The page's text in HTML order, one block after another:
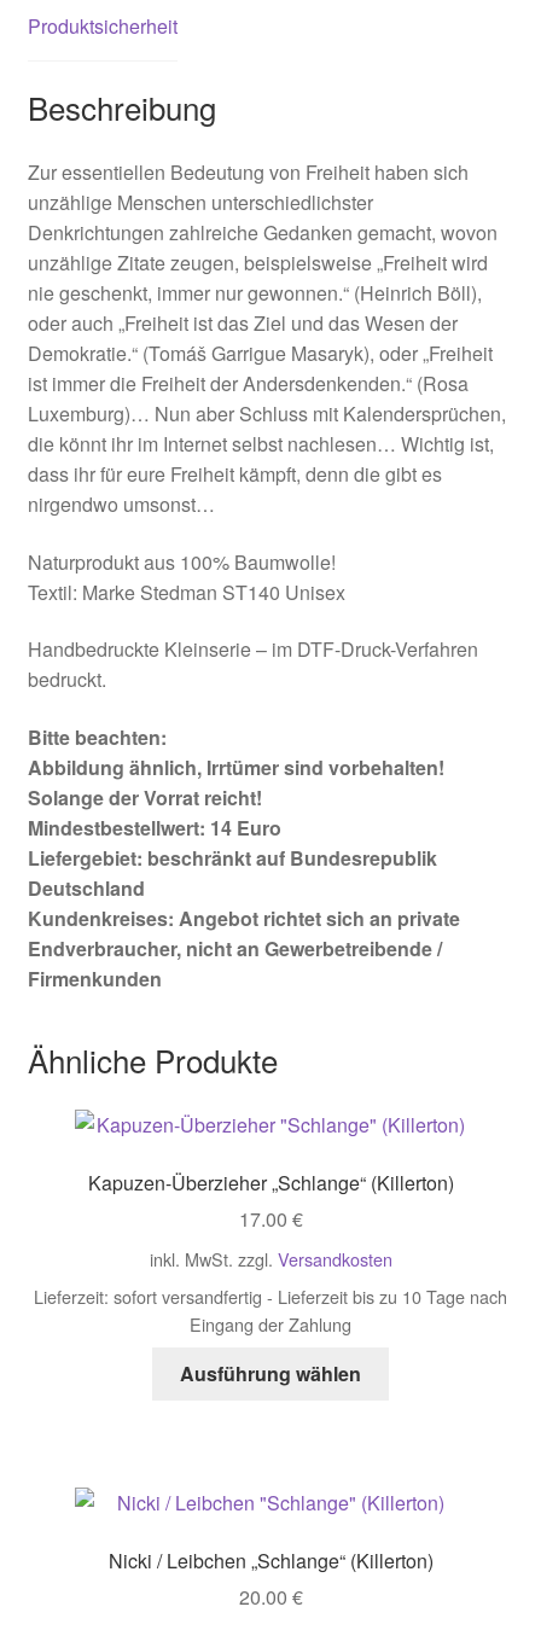
Produktsicherheit
Beschreibung
Zur essentiellen Bedeutung von Freiheit haben sich
unzählige Menschen unterschiedlichster
Denkrichtungen zahlreiche Gedanken gemacht, wovon
unzählige Zitate zeugen, beispielsweise „Freiheit wird
nie geschenkt, immer nur gewonnen.“ (Heinrich Böll),
oder auch „Freiheit ist das Ziel und das Wesen der
Demokratie.“ (Tomáš Garrigue Masaryk), oder „Freiheit
ist immer die Freiheit der Andersdenkenden.“ (Rosa
Luxemburg)… Nun aber Schluss mit Kalendersprüchen,
die könnt ihr im Internet selbst nachlesen… Wichtig ist,
dass ihr für eure Freiheit kämpft, denn die gibt es
nirgendwo umsonst…
Naturprodukt aus 100% Baumwolle!
Textil: Marke Stedman ST140 Unisex
Handbedruckte Kleinserie – im DTF-Druck-Verfahren
bedruckt.
Bitte beachten:
Abbildung ähnlich, Irrtümer sind vorbehalten!
Solange der Vorrat reicht!
Mindestbestellwert: 14 Euro
Liefergebiet: beschränkt auf Bundesrepublik
Deutschland
Kundenkreises: Angebot richtet sich an private
Endverbraucher, nicht an Gewerbetreibende /
Firmenkunden
Ähnliche Produkte
Kapuzen-Überzieher „Schlange“ (Killerton)
17.00 €
inkl. MwSt. zzgl. Versandkosten
Lieferzeit: sofort versandfertig - Lieferzeit bis zu 10 Tage nach
Eingang der Zahlung
Ausführung wählen
auf.
Optionen
Nicki / Leibchen „Schlange“ (Killerton)
20.00 €